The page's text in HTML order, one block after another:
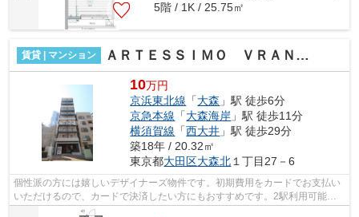
5階 / 1K / 25.75㎡
賃貸 | マンション ＡＲＴＥＳＳＩＭＯ ＶＲＡＮＣＨＥ ＰＲＯＶＡ
10万円
京浜東北線 「大森 」駅 徒歩6分
京急本線 「大森海岸 」駅 徒歩11分
横須賀線 「西大井 」駅 徒歩29分
築18年 / 20.32㎡
東京都大田区大森北１丁目27－6
個性派の方には嬉しいデザイナーズ物件です。初期費用をカードでお支払い
いただけるので、カードで決済したい方にもおすすめです。2駅利用可能で
アクセスの良いマンションです。道が平...